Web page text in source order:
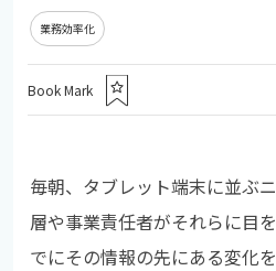
業務効率化
Book Mark
毎朝、タブレット端末に並ぶ
層や事業責任者がそれらに目
でにその情報の先にある変化